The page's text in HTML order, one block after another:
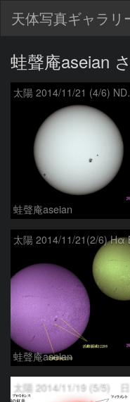
天体写真ギャラリ
蛙聲庵aseian
太陽
蛙聲庵aseian
蛙聲庵aseian